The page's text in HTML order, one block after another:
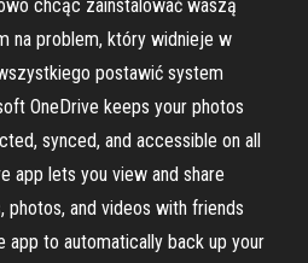
chcąc zainstalować waszą
na problem, który widnieje w
postawić system
OneDrive keeps your photos
synced, and accessible on all
app lets you view and share
photos, and videos with friends
app to automatically back up your